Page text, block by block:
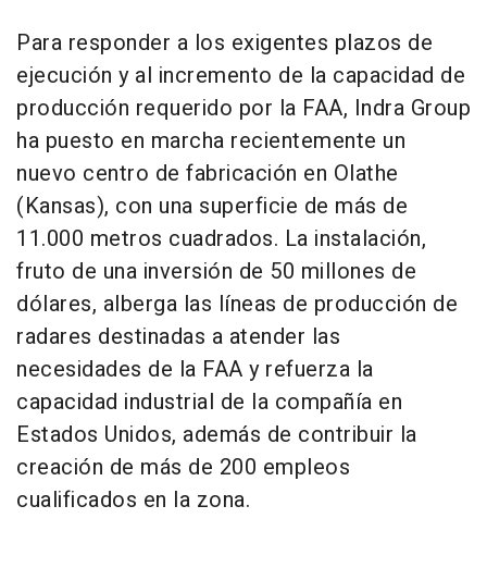
Para responder a los exigentes plazos de
ejecución y al incremento de la capacidad de
producción requerido por la FAA, Indra Group
ha puesto en marcha recientemente un
nuevo centro de fabricación en Olathe
(Kansas), con una superficie de más de
11.000 metros cuadrados. La instalación,
fruto de una inversión de 50 millones de
dólares, alberga las líneas de producción de
radares destinadas a atender las
necesidades de la FAA y refuerza la
capacidad industrial de la compañía en
Estados Unidos, además de contribuir la
creación de más de 200 empleos
cualificados en la zona.